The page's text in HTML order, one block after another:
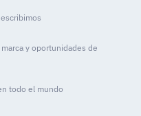
y oportunidades de
todo el mundo